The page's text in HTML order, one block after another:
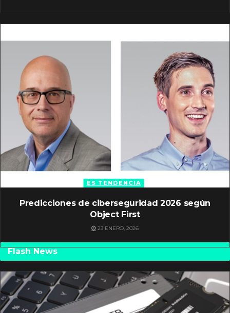
ES TENDENCIA
Predicciones de ciberseguridad 2026 según
Object First
23 ENERO, 2026
Flash News